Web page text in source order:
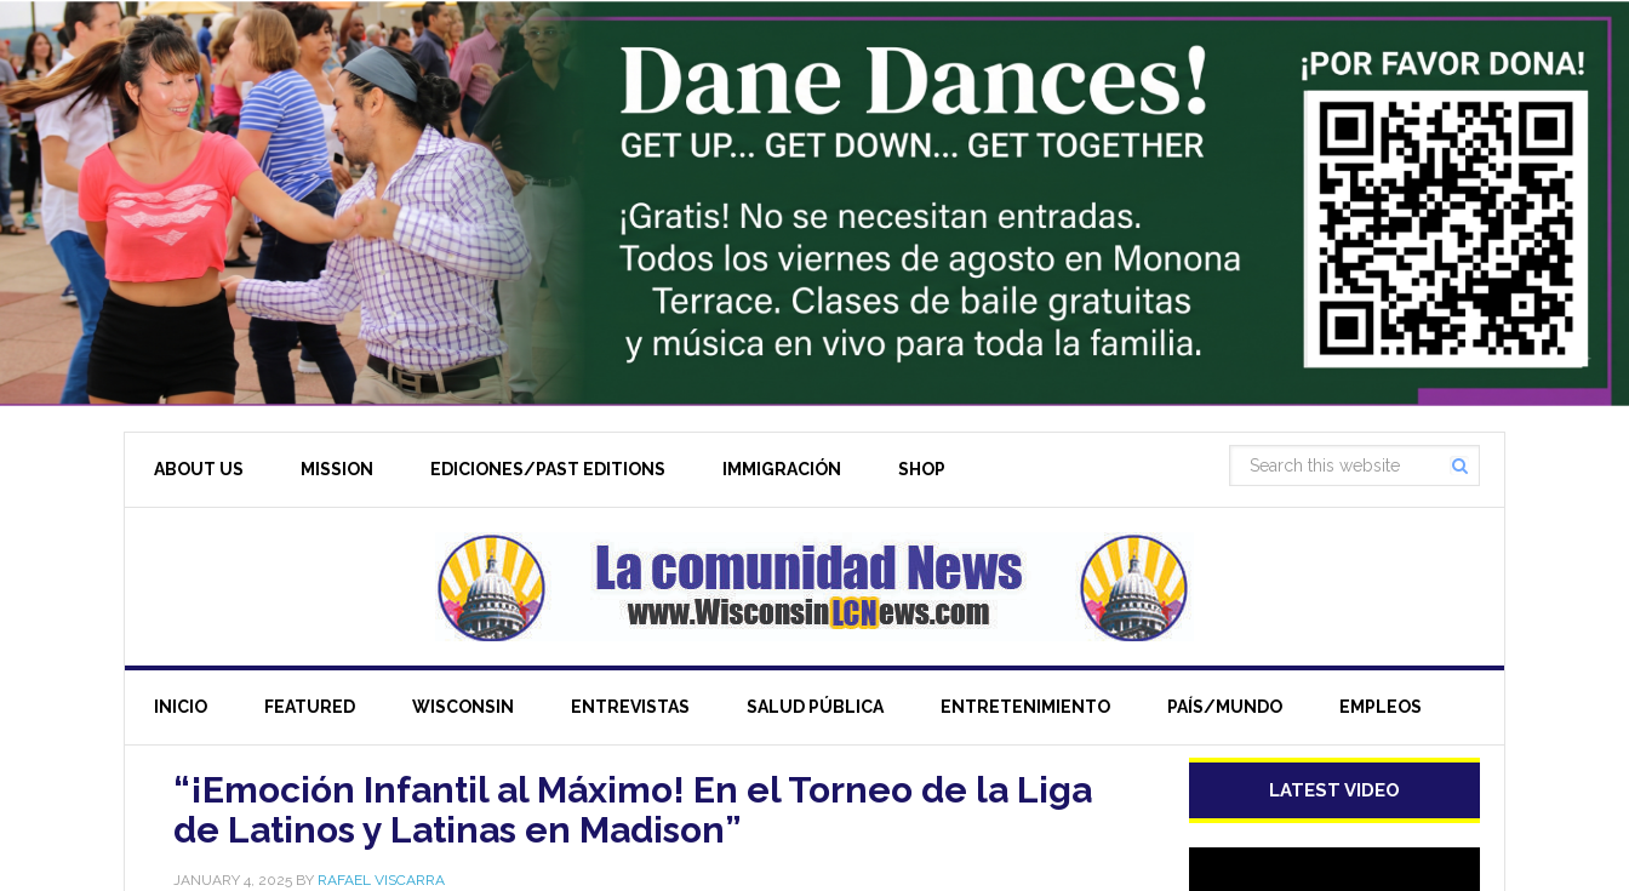
ABOUT US MISSION EDICIONES/PAST EDITIONS IMMIGRACIÓN SHOP
INICIO FEATURED WISCONSIN ENTREVISTAS SALUD PÚBLICA ENTRETENIMIENTO PAÍS/MUNDO EMPLEOS
“¡Emoción Infantil al Máximo! En el Torneo de la Liga
de Latinos y Latinas en Madison”
JANUARY 4, 2025 BY RAFAEL VISCARRA
LATEST VIDEO